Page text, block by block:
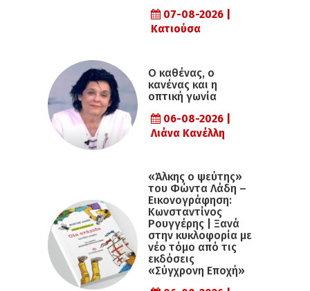
07-08-2026 |
Κατιούσα
Ο καθένας, ο
κανένας και η
οπτική γωνία
06-08-2026 |
Λιάνα Κανέλλη
«Άλκης ο ψεύτης»
του Φώντα Λάδη –
Εικονογράφηση:
Κωνσταντίνος
Ρουγγέρης | Ξανά
στην κυκλοφορία με
νέο τόμο από τις
εκδόσεις
«Σύγχρονη Εποχή»